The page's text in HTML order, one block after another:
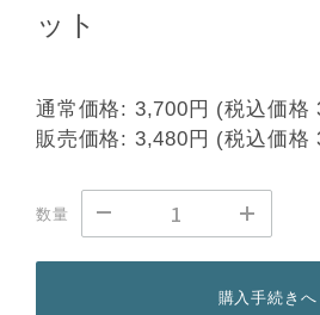
ット
通常価格: 3,700円 (税込価格
販売価格: 3,480円 (税込価格
数量
購入手続きへ